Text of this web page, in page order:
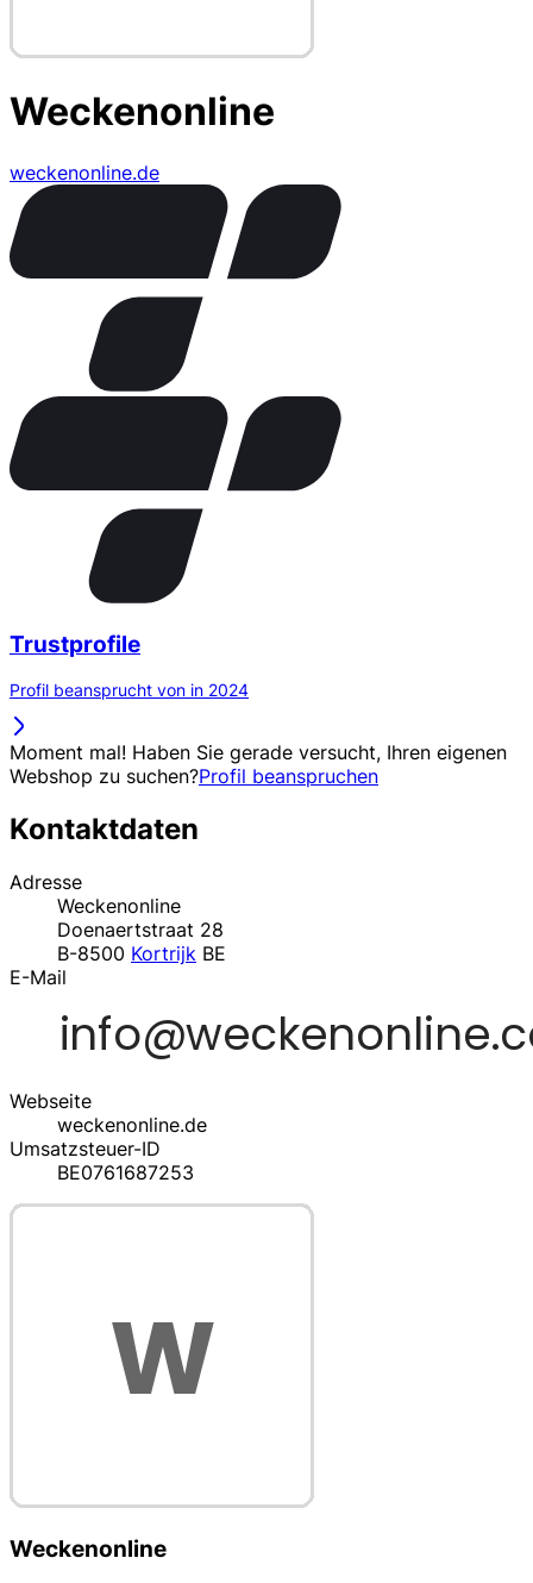
Weckenonline
weckenonline.de
Trustprofile
Profil beansprucht von in 2024
Moment mal! Haben Sie gerade versucht, Ihren eigenen
Webshop zu suchen?Profil beanspruchen
Kontaktdaten
Adresse
Weckenonline
Doenaertstraat 28
B-8500 Kortrijk BE
E-Mail
Webseite
weckenonline.de
Umsatzsteuer-ID
BE0761687253
Weckenonline